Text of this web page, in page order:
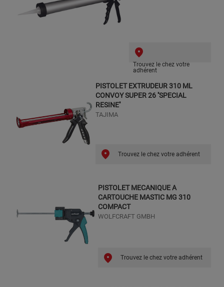
Trouvez le chez votre
adhérent
PISTOLET EXTRUDEUR 310 ML
CONVOY SUPER 26 ''SPECIAL
RESINE''
TAJIMA
Trouvez le chez votre adhérent
PISTOLET MECANIQUE A
CARTOUCHE MASTIC MG 310
COMPACT
WOLFCRAFT GMBH
Trouvez le chez votre adhérent